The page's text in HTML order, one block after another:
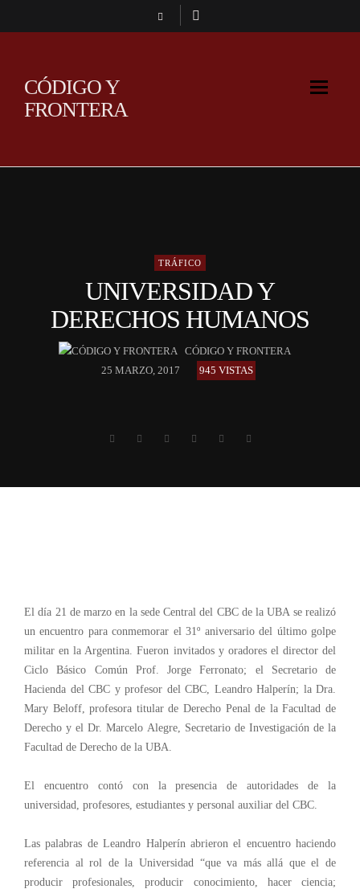
CÓDIGO Y
FRONTERA
TRÁFICO
UNIVERSIDAD Y
DERECHOS HUMANOS
CÓDIGO Y FRONTERA
25 MARZO, 2017
945 VISTAS
El día 21 de marzo en la sede Central del CBC de la UBA se realizó
un encuentro para conmemorar el 31º aniversario del último golpe
militar en la Argentina. Fueron invitados y oradores el director del
Ciclo Básico Común Prof. Jorge Ferronato; el Secretario de
Hacienda del CBC y profesor del CBC, Leandro Halperín; la Dra.
Mary Beloff, profesora titular de Derecho Penal de la Facultad de
Derecho y el Dr. Marcelo Alegre, Secretario de Investigación de la
Facultad de Derecho de la UBA.
El encuentro contó con la presencia de autoridades de la
universidad, profesores, estudiantes y personal auxiliar del CBC.
Las palabras de Leandro Halperín abrieron el encuentro haciendo
referencia al rol de la Universidad “que va más allá que el de
producir profesionales, producir conocimiento, hacer ciencia;